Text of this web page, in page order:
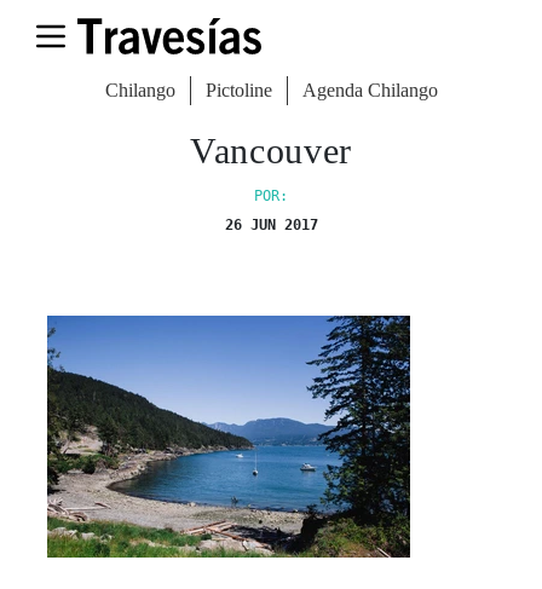
Chilango Pictoline Agenda Chilango
Vancouver
POR:
26 JUN 2017